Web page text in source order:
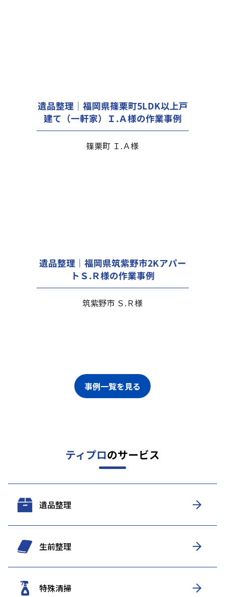
遺品整理｜福岡県篠栗町5LDK以上戸
建て（一軒家）Ｉ.Ａ様の作業事例
篠栗町 Ｉ.Ａ様
遺品整理｜福岡県筑紫野市2Kアパー
トＳ.Ｒ様の作業事例
筑紫野市 Ｓ.Ｒ様
事例一覧を見る
ティプロのサービス
遺品整理
生前整理
特殊清掃